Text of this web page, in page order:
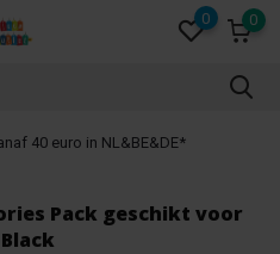
0 0
40 euro in NL&BE&DE*
Pack geschikt voor